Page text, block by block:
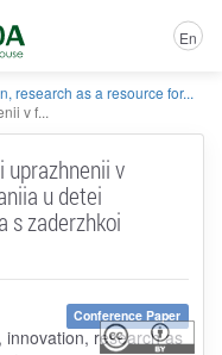
En
research as a resource for...
v f...
uprazhnenii v
u detei
s zaderzhkoi
Conference Paper